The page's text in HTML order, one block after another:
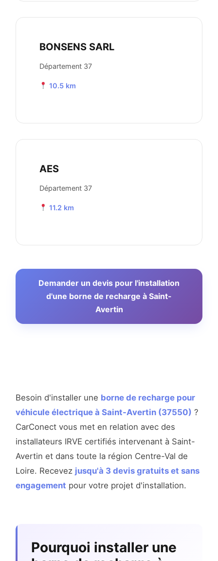
BONSENS SARL
Département 37
10.5 km
AES
Département 37
11.2 km
Demander un devis pour l'installation
d'une borne de recharge à Saint-
Avertin
Besoin d'installer une borne de recharge pour
véhicule électrique à Saint-Avertin (37550) ?
CarConect vous met en relation avec des
installateurs IRVE certifiés intervenant à Saint-
Avertin et dans toute la région Centre-Val de
Loire. Recevez jusqu'à 3 devis gratuits et sans
engagement pour votre projet d'installation.
Pourquoi installer une